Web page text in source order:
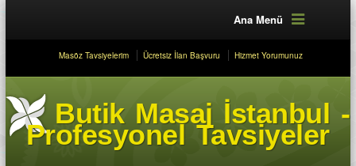
Ana Menü
Masöz Tavsiyelerim Ücretsiz İlan Başvuru Hizmet Yorumunuz
Butik Masaj İstanbul -
Profesyonel Tavsiyeler